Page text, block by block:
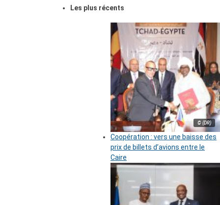
Les plus récents
© (DR)
Coopération : vers une baisse des
prix de billets d’avions entre le
Caire